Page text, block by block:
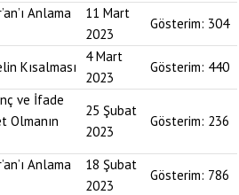
Anlama
11 Mart
2023
Gösterim: 304
Kısalması
4 Mart
2023
Gösterim: 440
ve İfade
Olmanın
25 Şubat
2023
Gösterim: 236
Anlama
18 Şubat
2023
Gösterim: 786